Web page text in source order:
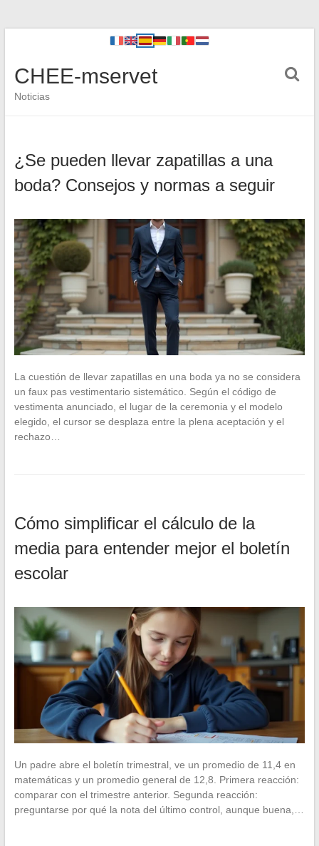
CHEE-mservet
Noticias
¿Se pueden llevar zapatillas a una
boda? Consejos y normas a seguir
La cuestión de llevar zapatillas en una boda ya no se considera
un faux pas vestimentario sistemático. Según el código de
vestimenta anunciado, el lugar de la ceremonia y el modelo
elegido, el cursor se desplaza entre la plena aceptación y el
rechazo…
Cómo simplificar el cálculo de la
media para entender mejor el boletín
escolar
Un padre abre el boletín trimestral, ve un promedio de 11,4 en
matemáticas y un promedio general de 12,8. Primera reacción:
comparar con el trimestre anterior. Segunda reacción:
preguntarse por qué la nota del último control, aunque buena,…